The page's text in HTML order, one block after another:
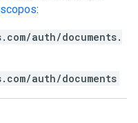
:
auth/documents.
auth/documents